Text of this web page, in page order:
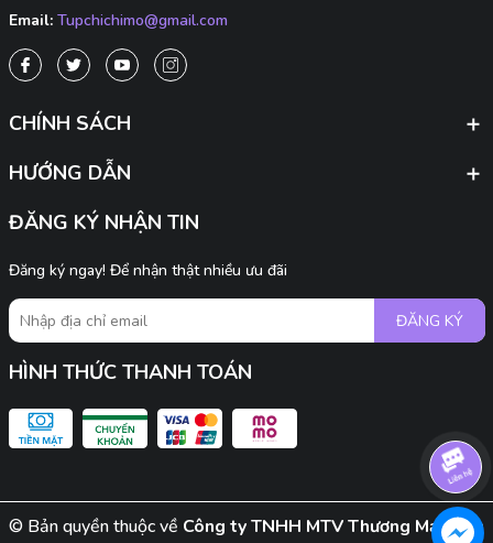
Email: Tupchichimo@gmail.com
CHÍNH SÁCH
HƯỚNG DẪN
ĐĂNG KÝ NHẬN TIN
Đăng ký ngay! Để nhận thật nhiều ưu đãi
ĐĂNG KÝ
HÌNH THỨC THANH TOÁN
© Bản quyền thuộc về Công ty TNHH MTV Thương Mại Dịch